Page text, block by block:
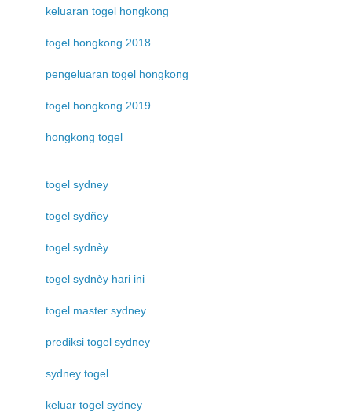
keluaran togel hongkong
togel hongkong 2018
pengeluaran togel hongkong
togel hongkong 2019
hongkong togel
togel sydney
togel sydñey
togel sydnèy
togel sydnèy hari ini
togel master sydney
prediksi togel sydney
sydney togel
keluar togel sydney